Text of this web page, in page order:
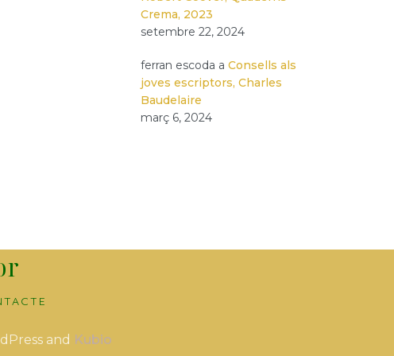
Crema, 2023
setembre 22, 2024
ferran escoda a Consells als
joves escriptors, Charles
Baudelaire
març 6, 2024
and Kubio